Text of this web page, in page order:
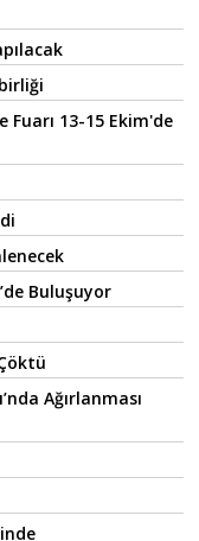
Fuarı 13-15 Ekim'de
Buluşuyor
Ağırlanması